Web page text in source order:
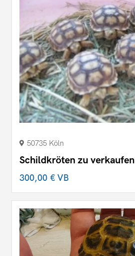
50735 Köln
Schildkröten zu verkaufen
300,00 €VB